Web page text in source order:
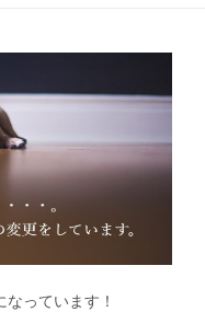
っています！